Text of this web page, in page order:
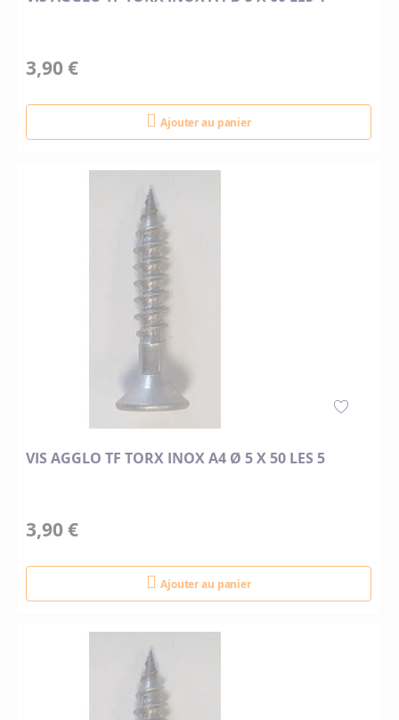
3,90 €
Ajouter au panier
VIS AGGLO TF TORX INOX A4 Ø 5 X 50 LES 5
3,90 €
Ajouter au panier